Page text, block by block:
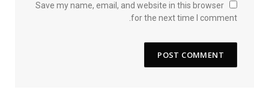
Save my name, email, and website in this browser
for the next time I comment.